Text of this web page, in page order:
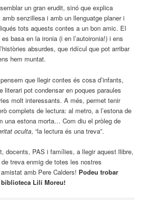
un gran erudit, sinó que explica
senzillesa i amb un llenguatge planer i
tots aquests contes a un bon amic. El
basa en la ironia (i en l’autoironia!) i ens
absurdes, que ridícul que pot arribar
hem muntat.
que llegir contes és cosa d’infants,
literari pot condensar en poques paraules
molt interessants. A més, permet tenir
complets de lectura: al metro, a l’estona de
una estona morta… Com diu el pròleg de
oculta, “la lectura és una treva”.
docents, PAS i famílies, a llegir aquest llibre,
treva enmig de totes les nostres
amb Pere Calders! Podeu trobar
Lilí Moreu!